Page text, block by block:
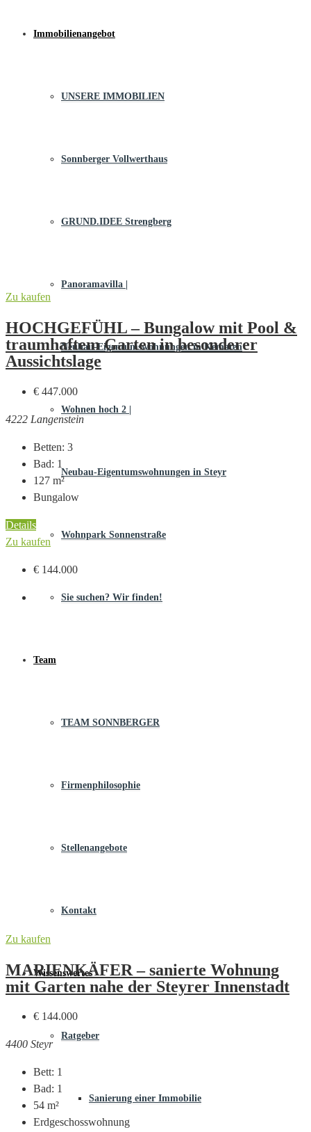
Immobilienangebot
UNSERE IMMOBILIEN
Sonnberger Vollwerthaus
GRUND.IDEE Strengberg
Panoramavilla |
Neubau-Eigentums­­wohnungen in Kematen
Wohnen hoch 2 |
Neubau-Eigentumswohnungen in Steyr
Wohnpark Sonnenstraße
Sie suchen? Wir finden!
Team
TEAM SONNBERGER
Firmenphilosophie
Stellenangebote
Kontakt
Wissenswertes
Ratgeber
Sanierung einer Immobilie
Zu kaufen
HOCHGEFÜHL – Bungalow mit Pool &
traumhaftem Garten in besonderer
Aussichtslage
€ 447.000
4222 Langenstein
Betten: 3
Bad: 1
127 m²
Bungalow
Details
Zu kaufen
€ 144.000
Zu kaufen
MARIENKÄFER – sanierte Wohnung
mit Garten nahe der Steyrer Innenstadt
€ 144.000
4400 Steyr
Bett: 1
Bad: 1
54 m²
Erdgeschosswohnung